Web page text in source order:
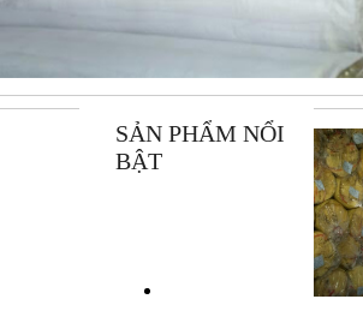
SẢN PHẨM NỔI
BẬT